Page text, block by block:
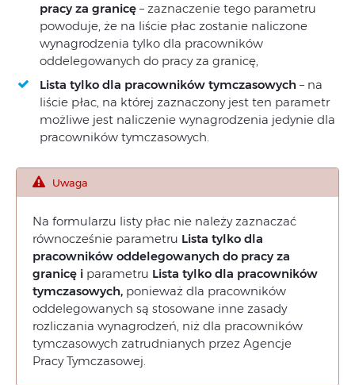
pracy za granicę – zaznaczenie tego parametru
powoduje, że na liście płac zostanie naliczone
wynagrodzenia tylko dla pracowników
oddelegowanych do pracy za granicę,
Lista tylko dla pracowników tymczasowych – na
liście płac, na której zaznaczony jest ten parametr
możliwe jest naliczenie wynagrodzenia jedynie dla
pracowników tymczasowych.
Uwaga
Na formularzu listy płac nie należy zaznaczać
równocześnie parametru Lista tylko dla
pracowników oddelegowanych do pracy za
granicę i parametru Lista tylko dla pracowników
tymczasowych, ponieważ dla pracowników
oddelegowanych są stosowane inne zasady
rozliczania wynagrodzeń, niż dla pracowników
tymczasowych zatrudnianych przez Agencje
Pracy Tymczasowej.